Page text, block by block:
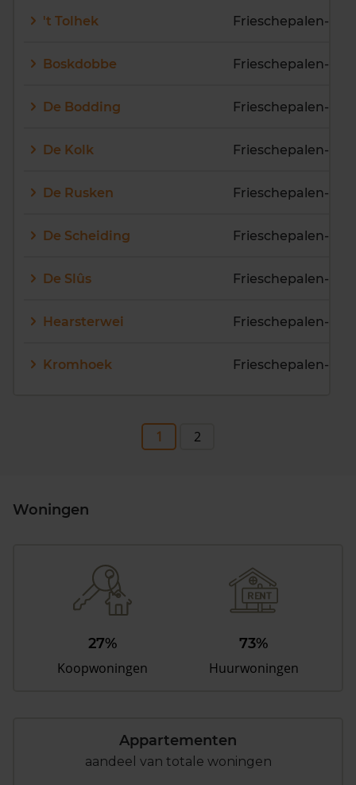
Q
R U
V
't Tolhek Frieschepalen-
Boskdobbe
De Bodding Frieschepalen-
De Kolk Frieschepalen-
De Rusken Frieschepalen-
De Scheiding Frieschepalen-
De Slûs
Hearsterwei Frieschepalen-
Kromhoek
1 2
Woningen
27%
Koopwoningen
73%
Huurwoningen
Appartementen
aandeel van totale woningen